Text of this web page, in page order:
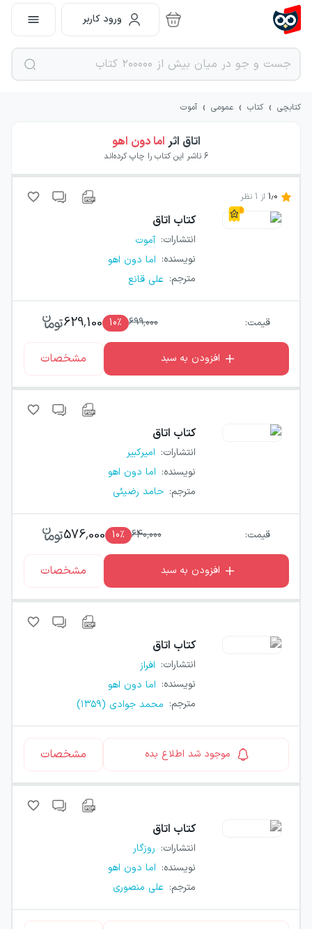
ورود کاربر
کتابچی › کتاب › عمومی › آموت
اتاق اثر اما دون اهو
6 ناشر این کتاب را چاپ کرده‌اند
1.0 از 1 نظر
کتاب اتاق
انتشارات: آموت
نویسنده: اما دون اهو
مترجم: علی قانع
قیمت: 699,000
10٪ 629,100
افزودن به سبد مشخصات
کتاب اتاق
انتشارات: امیرکبیر
نویسنده: اما دون اهو
مترجم: حامد رضیئی
قیمت: 640,000
10٪ 576,000
افزودن به سبد مشخصات
کتاب اتاق
انتشارات: افراز
نویسنده: اما دون اهو
مترجم: محمد جوادی (۱۳۵۹)
موجود شد اطلاع بده مشخصات
کتاب اتاق
انتشارات: روزگار
نویسنده: اما دون اهو
مترجم: علی منصوری